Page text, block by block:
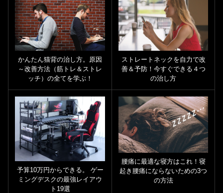
かんたん猫背の治し方。原因
～改善方法（筋トレ＆ストレ
ッチ）の全てを学ぶ！
ストレートネックを自力で改
善＆予防！今すぐできる４つ
の治し方
予算10万円からできる。 ゲー
ミングデスクの最強レイアウ
ト19選
腰痛に最適な寝方はこれ！寝
起き腰痛にならないための3つ
の方法